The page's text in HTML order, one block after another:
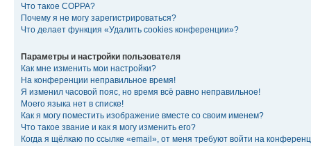
Что такое COPPA?
Почему я не могу зарегистрироваться?
Что делает функция «Удалить cookies конференции»?
Параметры и настройки пользователя
Как мне изменить мои настройки?
На конференции неправильное время!
Я изменил часовой пояс, но время всё равно неправильное!
Моего языка нет в списке!
Как я могу поместить изображение вместе со своим именем?
Что такое звание и как я могу изменить его?
Когда я щёлкаю по ссылке «email», от меня требуют войти на